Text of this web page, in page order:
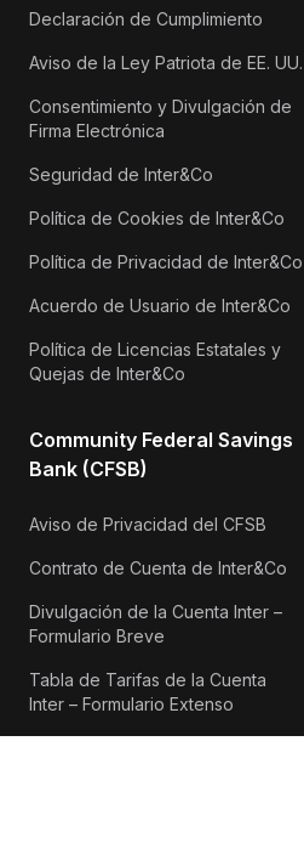
Declaración de Cumplimiento
Aviso de la Ley Patriota de EE. UU.
Consentimiento y Divulgación de
Firma Electrónica
Seguridad de Inter&Co
Política de Cookies de Inter&Co
Política de Privacidad de Inter&Co
Acuerdo de Usuario de Inter&Co
Política de Licencias Estatales y
Quejas de Inter&Co
Community Federal Savings
Bank (CFSB)
Aviso de Privacidad del CFSB
Contrato de Cuenta de Inter&Co
Divulgación de la Cuenta Inter –
Formulario Breve
Tabla de Tarifas de la Cuenta
Inter – Formulario Extenso